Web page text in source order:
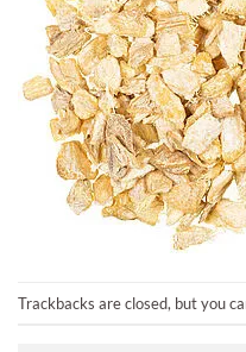
Trackbacks are closed, but you